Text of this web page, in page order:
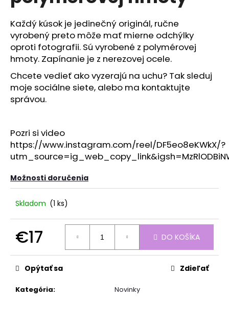
5
hviezdičiek.
Každý kúsok je jedinečný originál, ručne
vyrobený preto môže mať mierne odchýlky
oproti fotografii. Sú vyrobené z polymérovej
hmoty. Zapínanie je z nerezovej ocele.
Chcete vedieť ako vyzerajú na uchu? Tak sleduj
moje sociálne siete, alebo ma kontaktujte
správou.
Pozri si video
https://www.instagram.com/reel/DF5eo8eKWkX/?
Možnosti doručenia
Skladom (1 ks)
€17 DO KOŠÍKA
Kategória: Novinky
Opýtať sa Zdieľať
r
ú
č
a
m
e